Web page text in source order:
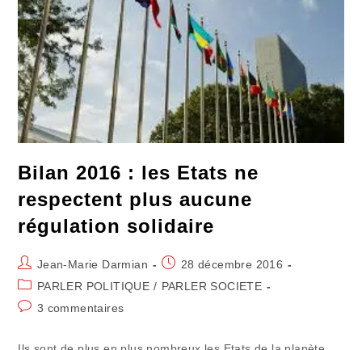
Bilan 2016 : les Etats ne
respectent plus aucune
régulation solidaire
Auteur/autrice
de
publication :
Jean-Marie Darmian
Publication
publiée :
28 décembre 2016
Post
category:
PARLER POLITIQUE / PARLER SOCIETE
Commentaires
3 commentaires